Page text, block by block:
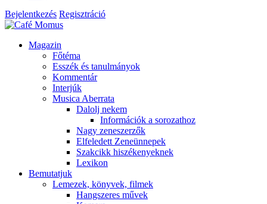
Bejelentkezés Regisztráció
Magazin
Főtéma
Esszék és tanulmányok
Kommentár
Interjúk
Musica Aberrata
Dalolj nekem
Információk a sorozathoz
Nagy zeneszerzők
Elfeledett Zeneünnepek
Szakcikk hiszékenyeknek
Lexikon
Bemutatjuk
Lemezek, könyvek, filmek
Hangszeres művek